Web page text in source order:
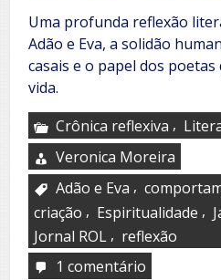
Uma profunda reflexão
Adão e Eva, a solidão
casais e o papel dos
vida.
Crônica reflexiva ,
Veronica Moreira
Adão e Eva ,
criação , Espiritualidade ,
Jornal ROL , reflexão
1 comentário